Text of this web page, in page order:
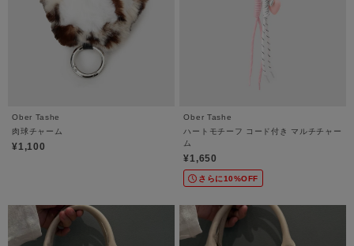
Ober Tashe
肉球チャーム
¥1,100
Ober Tashe
ハートモチーフ コード付き マルチチャー
ム
¥1,650
さらに10%OFF